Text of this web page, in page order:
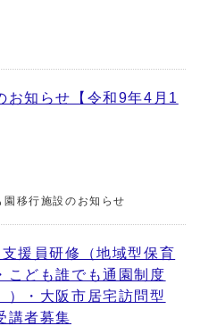
お知らせ【令和9年4月1
移行施設のお知らせ
援員研修（地域型保育
こども誰でも通園制度
）・大阪市居宅訪問型
講者募集